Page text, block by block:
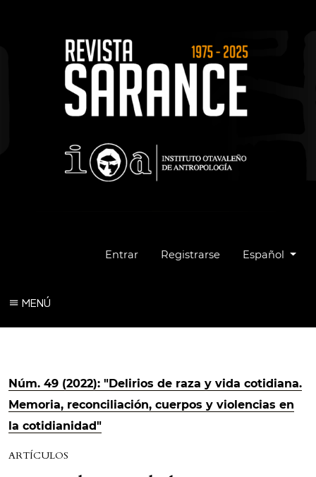
Entrar Registrarse Cambiar el
Español
MENÚ
Núm. 49 (2022): "Delirios de raza y vida cotidiana.
Memoria, reconciliación, cuerpos y violencias en
la cotidianidad"
ARTÍCULOS